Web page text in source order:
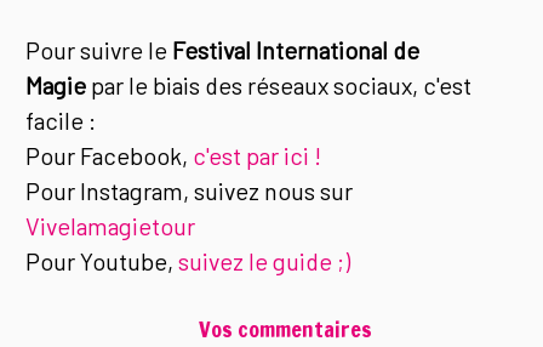
Pour suivre le Festival International de
Magie par le biais des réseaux sociaux, c'est
facile :
Pour Facebook, c'est par ici !
Pour Instagram, suivez nous sur
Vivelamagietour
Pour Youtube,suivez le guide ;)
Vos commentaires